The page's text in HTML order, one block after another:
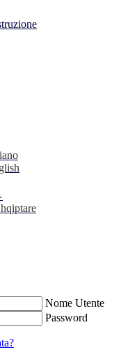
Nome Utente
Password